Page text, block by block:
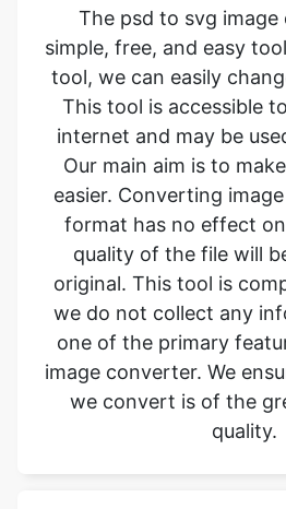
This tool is accessible
internet and may be
Our main aim is to
easier. Converting
format has no effect
quality of the file will
original. This tool is
we do not collect any
one of the primary
image converter. We
we convert is of the
quality.
What is image